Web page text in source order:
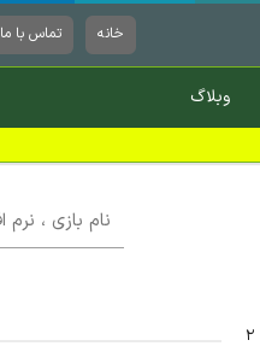
خانه تماس با ما
وبلاگ
بازی
،